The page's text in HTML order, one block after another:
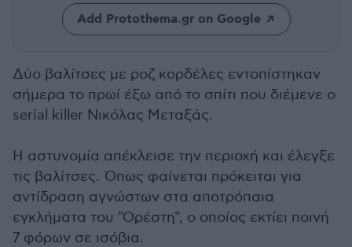
Add Protothema.gr on Google
Δύο βαλίτσες με ροζ κορδέλες εντοπίστηκαν
σήμερα το πρωί έξω από το σπίτι που διέμενε ο
serial killer Νικόλας Μεταξάς.
Η αστυνομία απέκλεισε την περιοχή και έλεγξε
τις βαλίτσες. Όπως φαίνεται πρόκειται για
αντίδραση αγνώστων στα αποτρόπαια
εγκλήματα του "Ορέστη", ο οποίος εκτίει ποινή
7 φόρων σε ισόβια.